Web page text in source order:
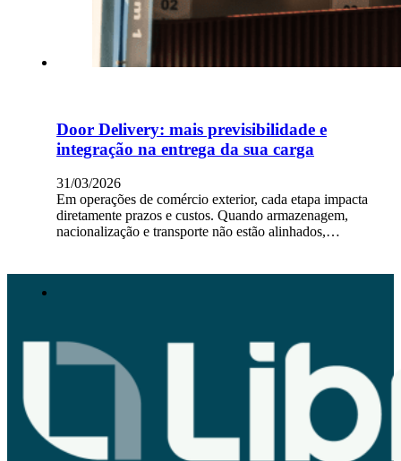
Door Delivery: mais previsibilidade e
integração na entrega da sua carga
31/03/2026
Em operações de comércio exterior, cada etapa impacta
diretamente prazos e custos. Quando armazenagem,
nacionalização e transporte não estão alinhados,…